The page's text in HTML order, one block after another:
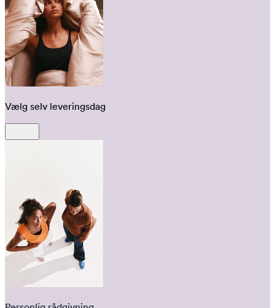
Vælg selv leveringsdag